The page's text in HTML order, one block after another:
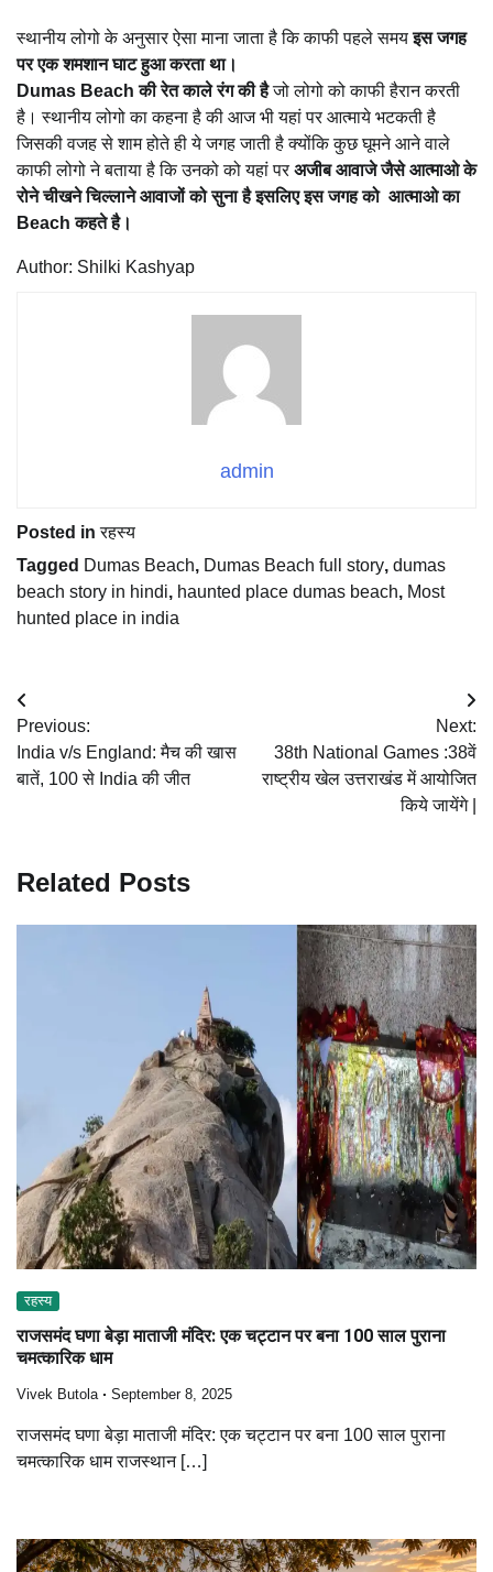
स्थानीय लोगो के अनुसार ऐसा माना जाता है कि काफी पहले समयइस जगह
पर एक शमशान घाट हुआ करता था।
Dumas Beach की रेत काले रंग की हैजो लोगो को काफी हैरान करती
है। स्थानीय लोगो का कहना है की आज भी यहां पर आत्माये भटकती है
जिसकी वजह से शाम होते ही ये जगह जाती है क्योंकि कुछ घूमने आने वाले
काफी लोगो ने बताया है कि उनको को यहां परअजीब आवाजे जैसे आत्माओ के
रोने चीखने चिल्लाने आवाजों को सुना है इसलिए इस जगह को आत्माओ का
Beach कहते है।
Author: Shilki Kashyap
admin
Posted inरहस्य
Tagged Dumas Beach, Dumas Beach full story, dumas
beach story in hindi, haunted place dumas beach, Most
hunted place in india
Post
navigation
Previous:
India v/s England: मैच की खास
बातें, 100 से India की जीत
Next:
38th National Games :38वें
राष्ट्रीय खेल उत्तराखंड में आयोजित
किये जायेंगे |
Related Posts
रहस्य
राजसमंद घणा बेड़ा माताजी मंदिर: एक चट्टान पर बना 100 साल पुराना
चमत्कारिक धाम
Vivek Butola September 8, 2025
राजसमंद घणा बेड़ा माताजी मंदिर: एक चट्टान पर बना 100 साल पुराना
चमत्कारिक धाम राजस्थान […]